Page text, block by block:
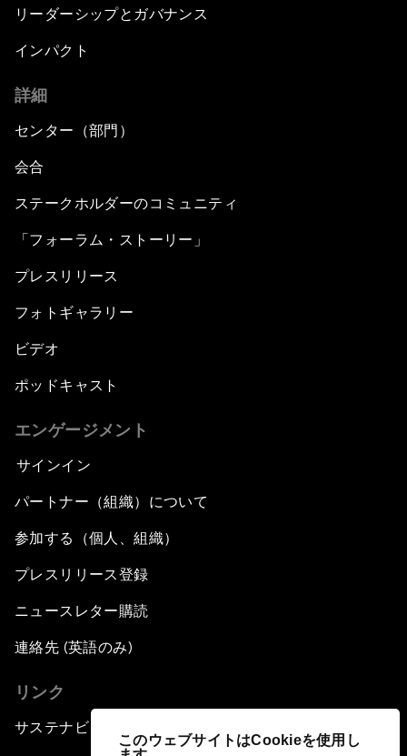
このウェブサイトはCookieを使用し
リーダーシップとガバナンス
インパクト
詳細
センター（部門）
会合
ステークホルダーのコミュニティ
「フォーラム・ストーリー」
プレスリリース
フォトギャラリー
ビデオ
ポッドキャスト
エンゲージメント
サインイン
パートナー（組織）について
参加する（個人、組織）
プレスリリース登録
ニュースレター購読
連絡先 (英語のみ)
リンク
サステナビリティへの取り組み